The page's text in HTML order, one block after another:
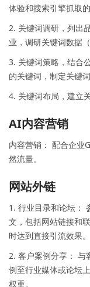
体验和搜索引擎抓取
2. 关键词调研，列出
业，调研关键词数据
3. 关键词策略，结合
的关键词，制定关键词
4. 关键词布局，建立
AI内容营销
内容营销： 配合企业
然流量。
网站外链
1. 行业目录和论坛：
文，包括网站链接和
时达到直接引流效果。
2. 客户案例分享： 与
例至行业媒体或论坛
权重。